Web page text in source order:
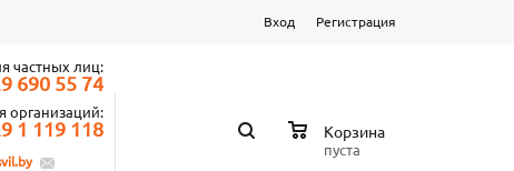
Вход Регистрация
частных лиц:
690 55 74
организаций:
1 119 118 Корзина
пуста